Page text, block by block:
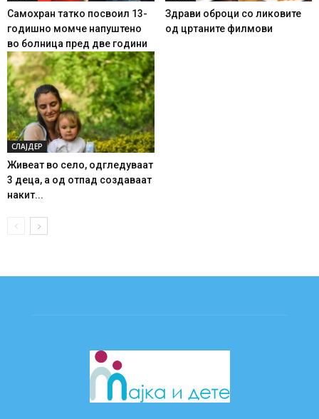
Самохран татко посвоил 13-
годишно момче напуштено
во болница пред две години
Здрави оброци со ликовите
од цртаните филмови
СЛАЈДЕР
Живеат во село, одгледуваат
3 деца, а од отпад создаваат
накит...